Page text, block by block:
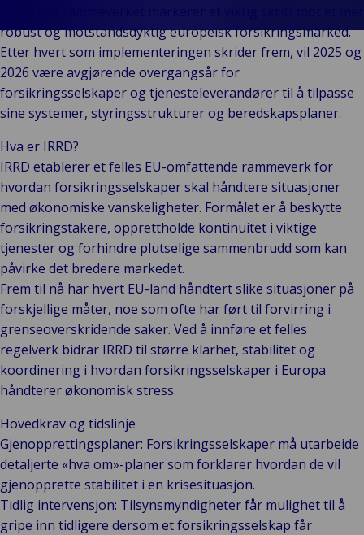
institusjonell
Teknologi og
tilkobling
Arrangementer
robust og motstandsdyktig europeisk forsikringsmarked.
Etter hvert som implementeringen skrider frem, vil 2025 og
2026 være avgjørende overgangsår for
forsikringsselskaper og tjenesteleverandører til å tilpasse
sine systemer, styringsstrukturer og beredskapsplaner.
Hva er IRRD?
IRRD etablerer et felles EU-omfattende rammeverk for
hvordan forsikringsselskaper skal håndtere situasjoner
med økonomiske vanskeligheter. Formålet er å beskytte
forsikringstakere, opprettholde kontinuitet i viktige
tjenester og forhindre plutselige sammenbrudd som kan
påvirke det bredere markedet.
Frem til nå har hvert EU-land håndtert slike situasjoner på
forskjellige måter, noe som ofte har ført til forvirring i
grenseoverskridende saker. Ved å innføre et felles
regelverk bidrar IRRD til større klarhet, stabilitet og
koordinering i hvordan forsikringsselskaper i Europa
håndterer økonomisk stress.
Hovedkrav og tidslinje
Gjenopprettingsplaner: Forsikringsselskaper må utarbeide
detaljerte «hva om»-planer som forklarer hvordan de vil
gjenopprette stabilitet i en krisesituasjon.
Tidlig intervensjon: Tilsynsmyndigheter får mulighet til å
gripe inn tidligere dersom et forsikringsselskap får